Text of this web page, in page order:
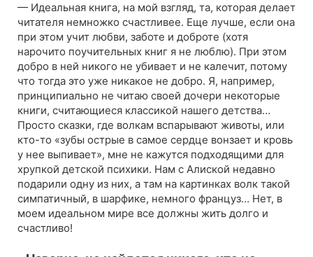
— Идеальная книга, на мой взгляд, та, которая делает
читателя немножко счастливее. Еще лучше, если она
при этом учит любви, заботе и доброте (хотя
нарочито поучительных книг я не люблю). При этом
добро в ней никого не убивает и не калечит, потому
что тогда это уже никакое не добро. Я, например,
принципиально не читаю своей дочери некоторые
книги, считающиеся классикой нашего детства…
Просто сказки, где волкам вспарывают животы, или
кто-то «зубы острые в самое сердце вонзает и кровь
у нее выпивает», мне не кажутся подходящими для
хрупкой детской психики. Нам с Алиской недавно
подарили одну из них, а там на картинках волк такой
симпатичный, в шарфике, немного француз… Нет, в
моем идеальном мире все должны жить долго и
счастливо!